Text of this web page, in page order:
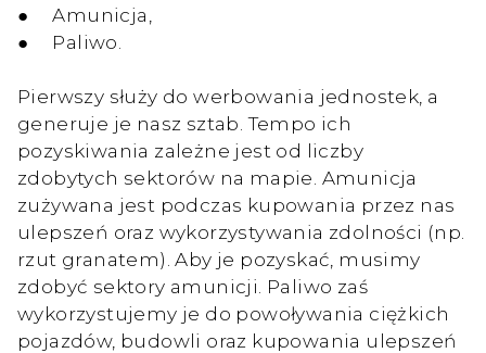
● Amunicja,
● Paliwo.
Pierwszy służy do werbowania jednostek, a
generuje je nasz sztab. Tempo ich
pozyskiwania zależne jest od liczby
zdobytych sektorów na mapie. Amunicja
zużywana jest podczas kupowania przez nas
ulepszeń oraz wykorzystywania zdolności (np.
rzut granatem). Aby je pozyskać, musimy
zdobyć sektory amunicji. Paliwo zaś
wykorzystujemy je do powoływania ciężkich
pojazdów, budowli oraz kupowania ulepszeń